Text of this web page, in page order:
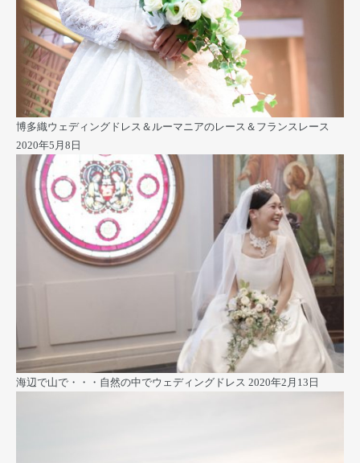
博多織ウェディングドレス＆ルーマニアのレース＆フランスレース
2020年5月8日
海辺で山で・・・自然の中でウェディングドレス 2020年2月13日